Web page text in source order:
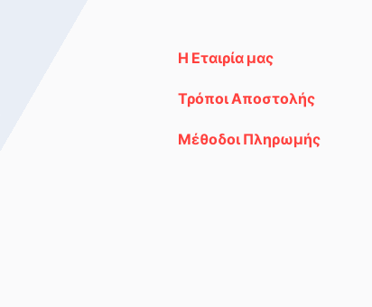
Η Εταιρία μας
Τρόποι Αποστολής
Μέθοδοι Πληρωμής